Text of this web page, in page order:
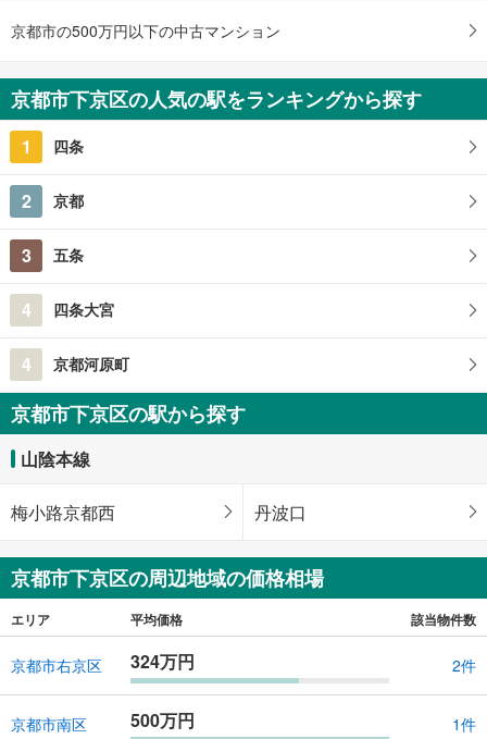
京都市の500万円以下の中古マンション
京都市下京区の人気の駅をランキングから探す
1 四条
2 京都
3 五条
4 四条大宮
4 京都河原町
京都市下京区の駅から探す
山陰本線
梅小路京都西 丹波口
京都市下京区の周辺地域の価格相場
エリア 平均価格 該当物件数
京都市右京区 324万円 2件
京都市南区 500万円 1件